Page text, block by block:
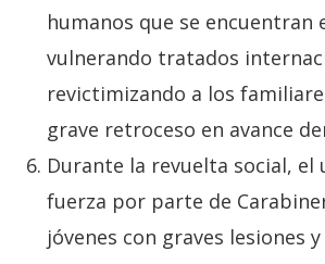
humanos que se encuentran
vulnerando tratados
revictimizando a los
grave retroceso en avance
Durante la revuelta social, el
fuerza por parte de
jóvenes con graves lesiones